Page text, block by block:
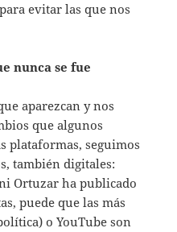
evitar las que nos
nunca se fue
aparezcan y nos
que algunos
plataformas, seguimos
también digitales:
Ortuzar ha publicado
puede que las más
o YouTube son